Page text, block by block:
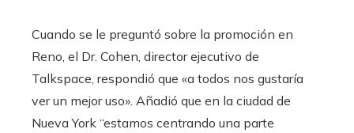
Cuando se le preguntó sobre la promoción en
Reno, el Dr. Cohen, director ejecutivo de
Talkspace, respondió que «a todos nos gustaría
ver un mejor uso». Añadió que en la ciudad de
Nueva York “estamos centrando una parte